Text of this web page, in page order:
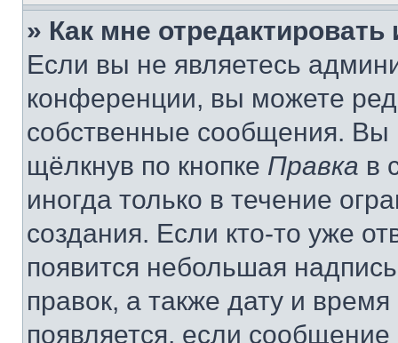
» Как мне
Если вы не являетесь
конференции, вы можете
собственные сообщения. Вы
щёлкнув по кнопке Правка в
иногда только в течение
создания. Если кто-то уже
появится небольшая
правок, а также дату и
появляется, если